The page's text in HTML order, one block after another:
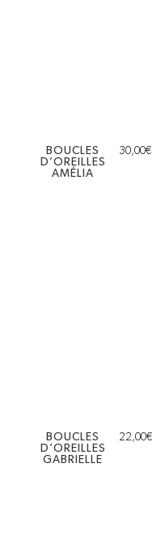
BOUCLES
D’OREILLES
AMÉLIA
30,00€
BOUCLES
D’OREILLES
GABRIELLE
22,00€